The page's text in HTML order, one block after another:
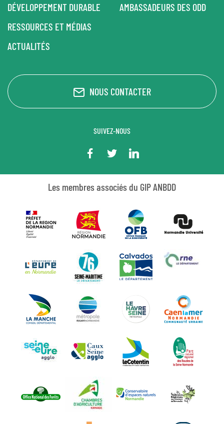
DÉVELOPPEMENT DURABLE
RESSOURCES ET MÉDIAS
ACTUALITÉS
AMBASSADEURS DES ODD
NOUS CONTACTER
SUIVEZ-NOUS
Les membres associés du GIP ANBDD